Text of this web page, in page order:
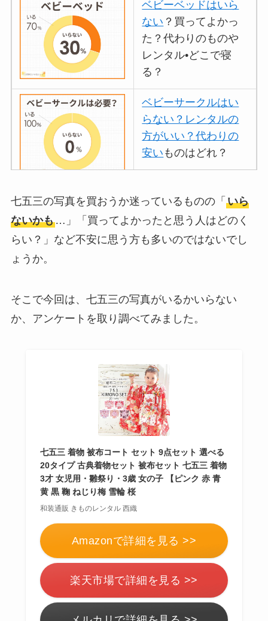
ベビーベッドはいら
ない ？買ってよかっ
た？代わりのものや
レンタル•どこで寝
る？
ベビーサークルはい
らない？レンタルの
方がいい？代わりの
安い ものはどれ？
離乳食づくりにブレ
ンダーはいらない？
代用やおすすめは？
ストライダーはいら
ない？三輪車とどっ
布団クリーナーはい
らない？買ってよか
った？代用
燥機や掃除機など
わりのものは何がい
い？
ウォーターテーブル
はいらない？飽きる
七五三の写真を買おうか迷っているものの「 いら
ないかも…」「買ってよかったと思う人はどのく
らい？」など不安に思う方も多いのではないでし
ょうか。
そこで今回は、七五三の写真がいるかいらない
か、アンケートを取り調べてみました。
七五三 着物 被布コート セット 9点セット 選べる
20タイプ 古典着物セット 被布セット 七五三 着物
3才 女児用・雛祭り・3歳 女の子 【ピンク 赤 青
黄 黒 鞠 ねじり梅 雪輪 桜
和装通販 きものレンタル 西織
Amazonで詳細を見る >>
楽天市場で詳細を見る >>